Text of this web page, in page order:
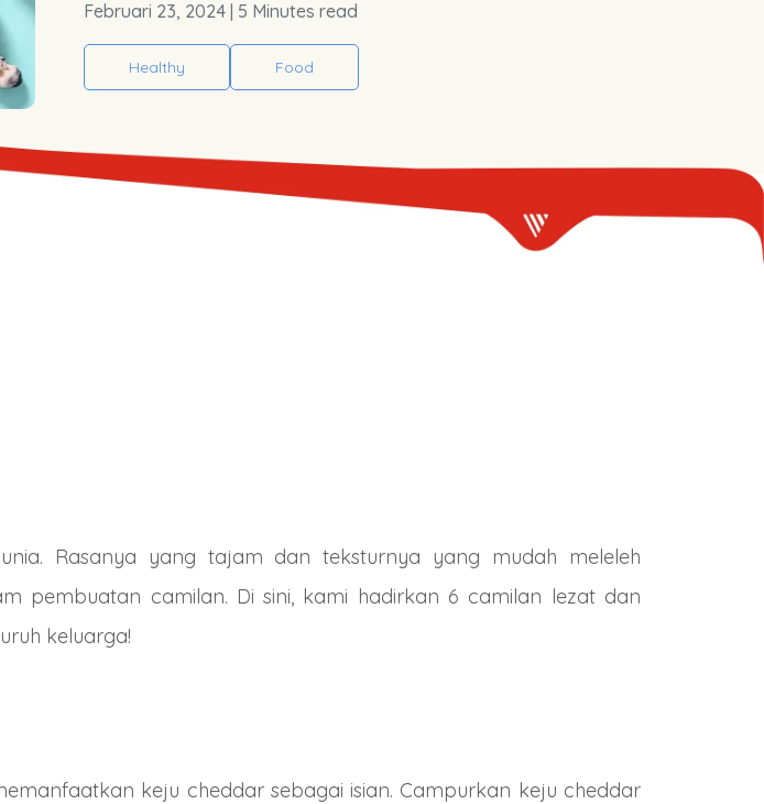
Februari 23, 2024 | 5 Minutes read
Healthy Food
Rasanya yang tajam dan teksturnya yang mudah meleleh
pembuatan camilan. Di sini, kami hadirkan 6 camilan lezat dan
keluarga!
keju cheddar sebagai isian. Campurkan keju cheddar